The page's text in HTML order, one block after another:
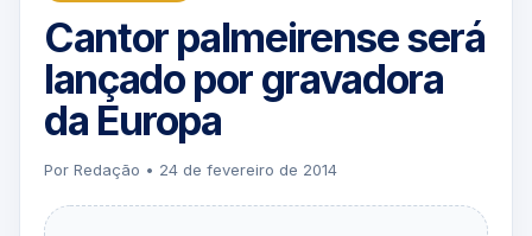
Cantor palmeirense será
lançado por gravadora
da Europa
Por Redação • 24 de fevereiro de 2014